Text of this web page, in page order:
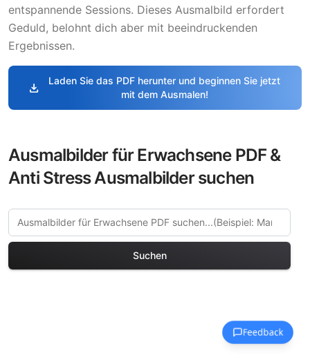
entspannende Sessions. Dieses Ausmalbild erfordert
Geduld, belohnt dich aber mit beeindruckenden
Ergebnissen.
download
Laden Sie das PDF herunter und beginnen Sie jetzt
mit dem Ausmalen!
Ausmalbilder für Erwachsene PDF &
Anti Stress Ausmalbilder suchen
Suchen